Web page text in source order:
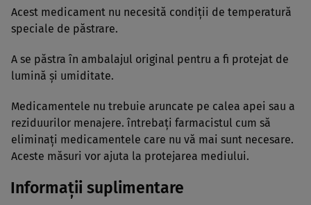
Acest medicament nu necesită condiţii de temperatură
speciale de păstrare.
A se păstra în ambalajul original pentru a fi protejat de
lumină şi umiditate.
Medicamentele nu trebuie aruncate pe calea apei sau a
reziduurilor menajere. întrebaţi farmacistul cum să
eliminaţi medicamentele care nu vă mai sunt necesare.
Aceste măsuri vor ajuta la protejarea mediului.
Informaţii suplimentare